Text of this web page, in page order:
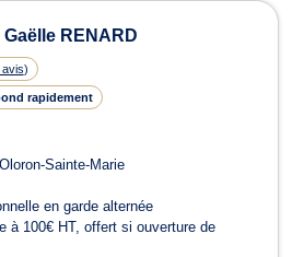
Gaëlle RENARD
avis)
rapidement
Sainte-Marie
en garde alternée
à 100€ HT, offert si ouverture de